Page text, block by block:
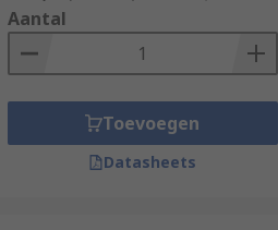
Aantal
Toevoegen
Datasheets